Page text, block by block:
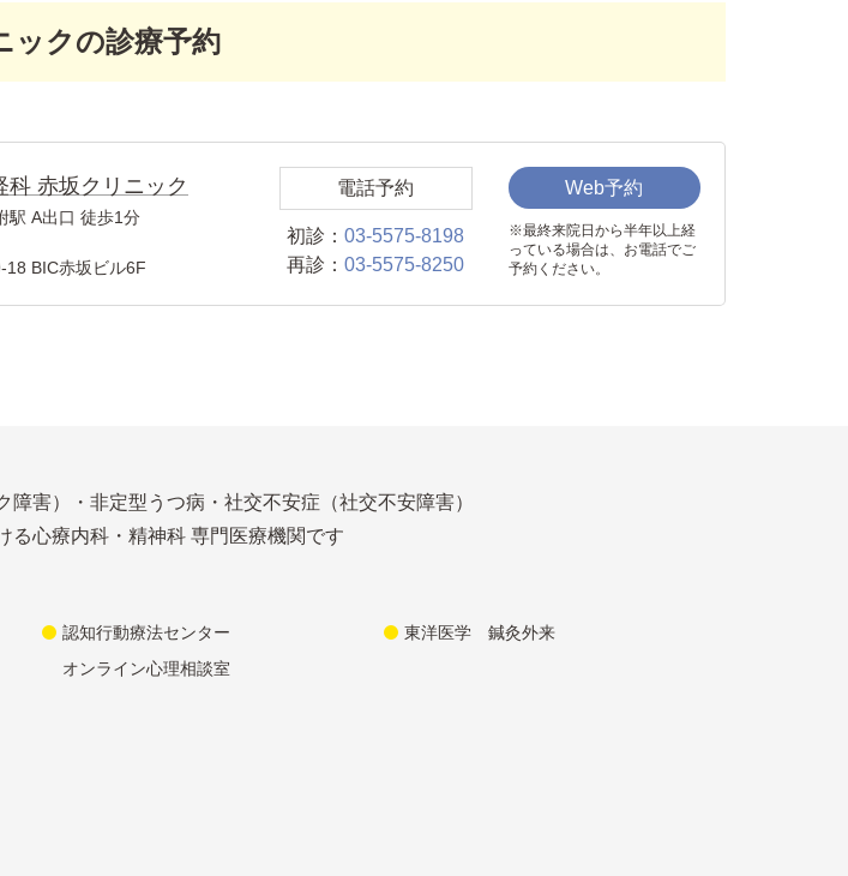
ックの診療予約
科 赤坂クリニック
駅 A出口 徒歩1分
18 BIC赤坂ビル6F
電話予約
初診：03-5575-8198
再診：03-5575-8250
Web予約
※最終来院日から半年以上経
っている場合は、お電話でご
予約ください。
害）・非定型うつ病・社交不安症（社交不安障害）
る心療内科・精神科 専門医療機関です
認知行動療法センター
オンライン心理相談室
東洋医学 鍼灸外来